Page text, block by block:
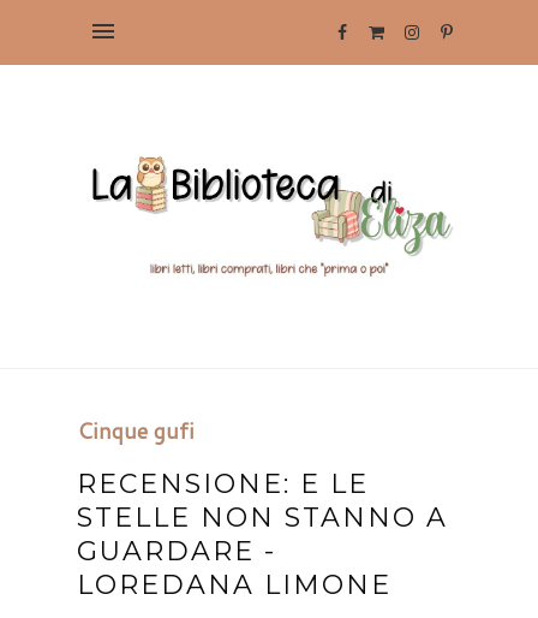
Cinque gufi
RECENSIONE: E LE
STELLE NON STANNO A
GUARDARE -
LOREDANA LIMONE